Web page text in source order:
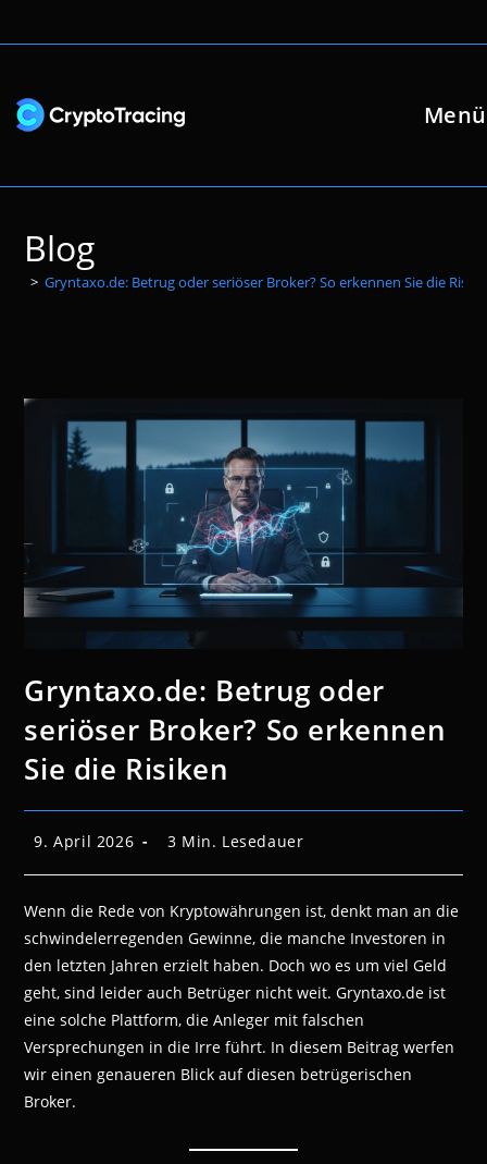
Inhalt
Menü
Blog
> Gryntaxo.de: Betrug oder seriöser Broker? So erkennen Sie die
Gryntaxo.de: Betrug oder
seriöser Broker? So erkennen
Sie die Risiken
Beitrag
9. April 2026 Lesedauer:
3 Min. Lesedauer
Wenn die Rede von Kryptowährungen ist, denkt man an die
schwindelerregenden Gewinne, die manche Investoren in
den letzten Jahren erzielt haben. Doch wo es um viel Geld
geht, sind leider auch Betrüger nicht weit. Gryntaxo.de ist
eine solche Plattform, die Anleger mit falschen
Versprechungen in die Irre führt. In diesem Beitrag werfen
wir einen genaueren Blick auf diesen betrügerischen
Broker.